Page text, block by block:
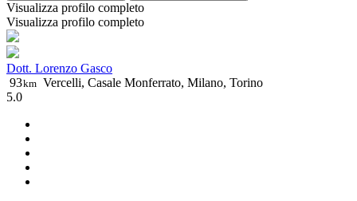
Visualizza profilo completo
Visualizza profilo completo
Dott. Lorenzo Gasco
93km Vercelli, Casale Monferrato, Milano, Torino
5.0